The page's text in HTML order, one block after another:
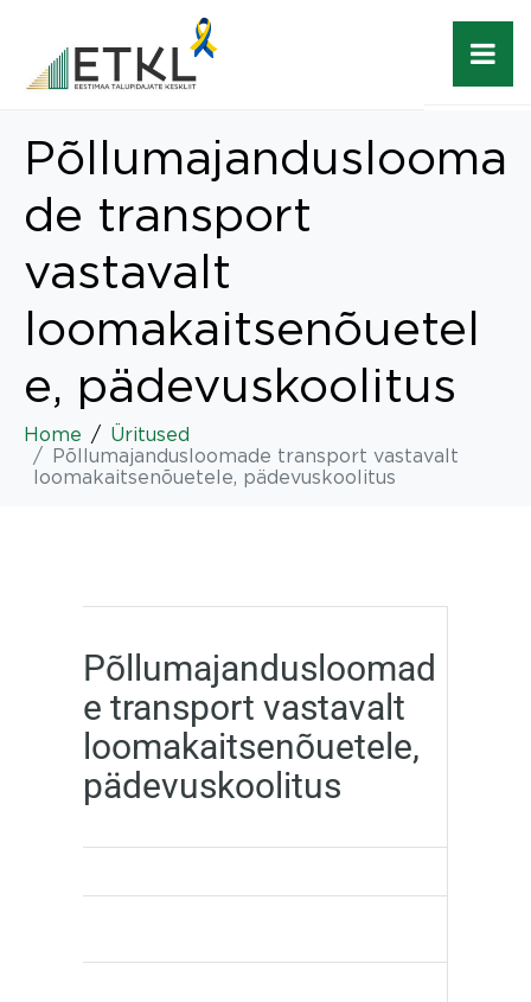
Põllumajanduslooma
de transport
vastavalt
loomakaitsenõuetel
e, pädevuskoolitus
Home
Üritused
Põllumajandusloomade transport vastavalt
loomakaitsenõuetele, pädevuskoolitus
Põllumajandusloomad
e transport vastavalt
loomakaitsenõuetele,
pädevuskoolitus